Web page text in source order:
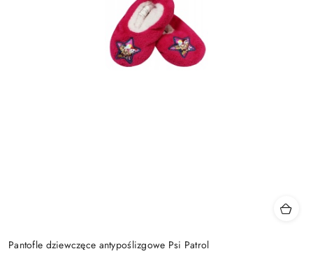
Pantofle dziewczęce antypoślizgowe Psi Patrol